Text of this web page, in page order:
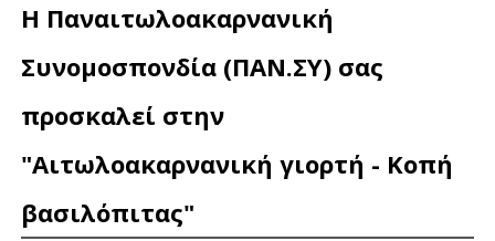
Η Παναιτωλοακαρνανική
Συνομοσπονδία (ΠΑΝ.ΣΥ) σας
προσκαλεί στην
"Αιτωλοακαρνανική γιορτή - Κοπή
βασιλόπιτας"